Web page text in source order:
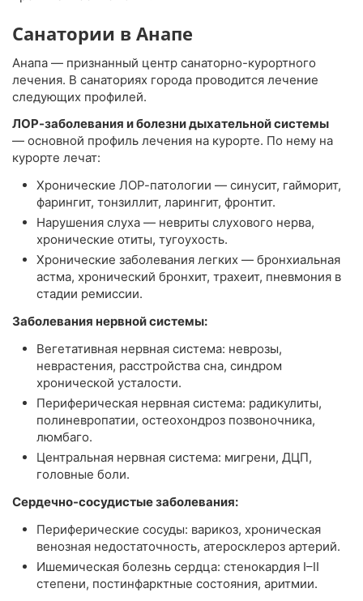
Санатории в Анапе
Анапа — признанный центр санаторно-курортного
лечения. В санаториях города проводится лечение
следующих профилей.
ЛОР-заболевания и болезни дыхательной системы
— основной профиль лечения на курорте. По нему на
курорте лечат:
Хронические ЛОР-патологии — синусит, гайморит,
фарингит, тонзиллит, ларингит, фронтит.
Нарушения слуха — невриты слухового нерва,
хронические отиты, тугоухость.
Хронические заболевания легких — бронхиальная
астма, хронический бронхит, трахеит, пневмония в
стадии ремиссии.
Заболевания нервной системы:
Вегетативная нервная система: неврозы,
неврастения, расстройства сна, синдром
хронической усталости.
Периферическая нервная система: радикулиты,
полиневропатии, остеохондроз позвоночника,
люмбаго.
Центральная нервная система: мигрени, ДЦП,
головные боли.
Сердечно-сосудистые заболевания:
Периферические сосуды: варикоз, хроническая
венозная недостаточность, атеросклероз артерий.
Ишемическая болезнь сердца: стенокардия I–II
степени, постинфарктные состояния, аритмии.